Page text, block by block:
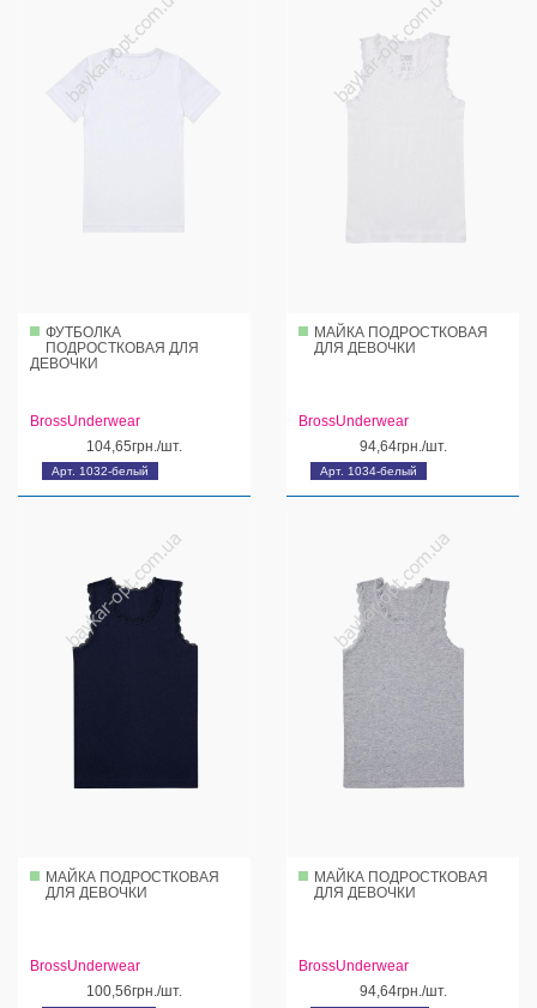
Арт. 1032-белый
ФУТБОЛКА
ПОДРОСТКОВАЯ ДЛЯ
ДЕВОЧКИ
BrossUnderwear
104,65грн./шт.
Арт. 1034-белый
МАЙКА ПОДРОСТКОВАЯ
ДЛЯ ДЕВОЧКИ
BrossUnderwear
94,64грн./шт.
МАЙКА ПОДРОСТКОВАЯ
ДЛЯ ДЕВОЧКИ
BrossUnderwear
100,56грн./шт.
МАЙКА ПОДРОСТКОВАЯ
ДЛЯ ДЕВОЧКИ
BrossUnderwear
94,64грн./шт.